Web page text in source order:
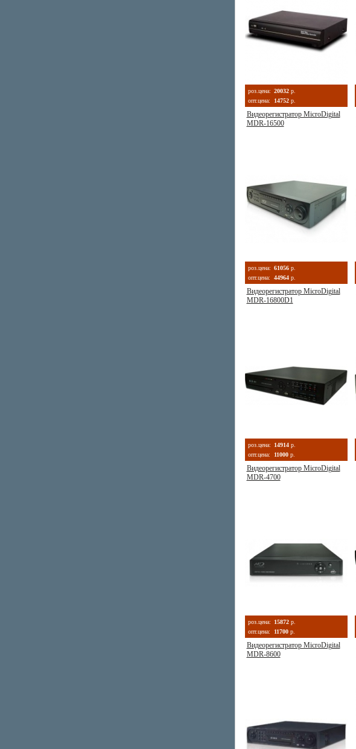
роз.цена: 20032 р.
опт.цена:
14752 р.
Видеорегистратор MicroDigital
MDR-16500
роз.цена: 61056 р.
опт.цена:
44964 р.
Видеорегистратор MicroDigital
MDR-16800D1
роз.цена: 14914 р.
опт.цена:
11000 р.
Видеорегистратор MicroDigital
MDR-4700
роз.цена: 15872 р.
опт.цена:
11700 р.
Видеорегистратор MicroDigital
MDR-8600